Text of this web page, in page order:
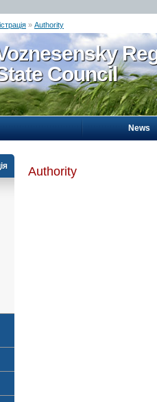
» Authority
Council
News
Authority